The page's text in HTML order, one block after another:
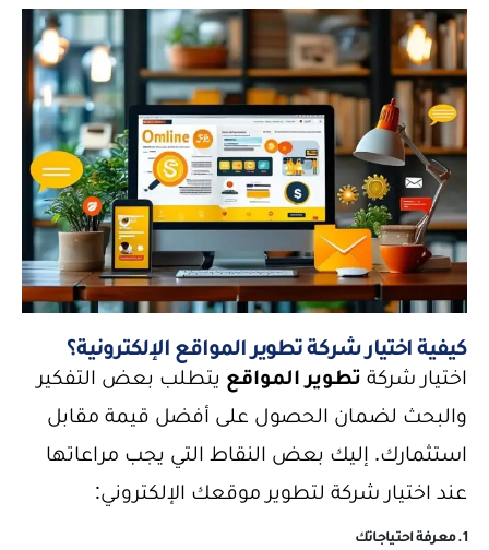
كيفية اختيار شركة تطوير المواقع الإلكترونية؟
اختيار شركة تطوير المواقع يتطلب بعض التفكير
والبحث لضمان الحصول على أفضل قيمة مقابل
استثمارك. إليك بعض النقاط التي يجب مراعاتها
عند اختيار شركة لتطوير موقعك الإلكتروني:
1. معرفة احتياجاتك